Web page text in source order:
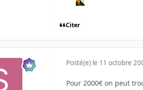
Citer
Posté(e) le 11 octobre
Pour 2000€ on peut